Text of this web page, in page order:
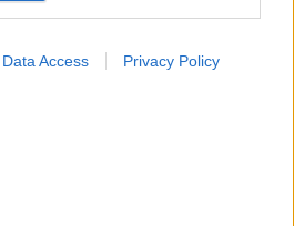
Data Access Privacy Policy